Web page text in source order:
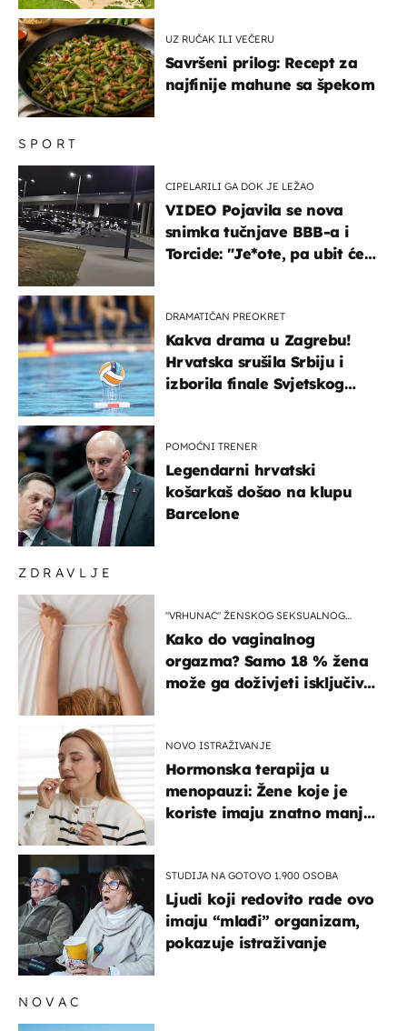
ZDRAVLJE
"VRHUNAC" ŽENSKOG SEKSUALNOG
Kako do vaginalnog
orgazma? Samo 18 % žena
može ga doživjeti isključivo
NOVO ISTRAŽIVANJE
Hormonska terapija u
menopauzi: Žene koje je
koriste imaju znatno manji
STUDIJA NA GOTOVO 1.900 OSOBA
Ljudi koji redovito rade ovo
imaju “mlađi” organizam,
pokazuje istraživanje
SPORT
CIPELARILI GA DOK JE LEŽAO
VIDEO Pojavila se nova
snimka tučnjave BBB-a i
Torcide: "Je*ote, pa ubit će
DRAMATIČAN PREOKRET
Kakva drama u Zagrebu!
Hrvatska srušila Srbiju i
izborila finale Svjetskog
POMOĆNI TRENER
Legendarni hrvatski
košarkaš došao na klupu
Barcelone
UZ RUČAK ILI VEČERU
Savršeni prilog: Recept za
najfinije mahune sa špekom
NOVAC